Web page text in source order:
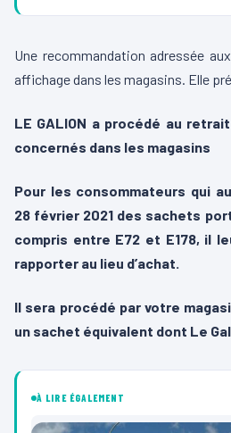
Une recommandation adressée
affichage dans les magasins. Elle
LE GALION a procédé au
concernés dans les magasins
Pour les consommateurs qui
28 février 2021 des sachets
compris entre E72 et E178, il
rapporter au lieu d’achat.
Il sera procédé par votre
un sachet équivalent dont Le
À LIRE ÉGALEMENT